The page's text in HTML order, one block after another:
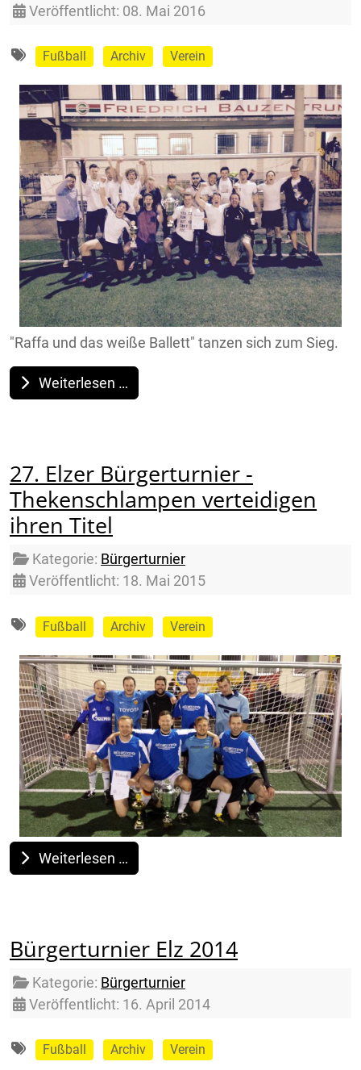
Veröffentlicht: 08. Mai 2016
Fußball Archiv Verein
"Raffa und das weiße Ballett" tanzen sich zum Sieg.
Weiterlesen …
27. Elzer Bürgerturnier -
Thekenschlampen verteidigen
ihren Titel
Details
Kategorie: Bürgerturnier
Veröffentlicht: 18. Mai 2015
Fußball Archiv Verein
Weiterlesen …
Bürgerturnier Elz 2014
Details
Kategorie: Bürgerturnier
Veröffentlicht: 16. April 2014
Fußball Archiv Verein